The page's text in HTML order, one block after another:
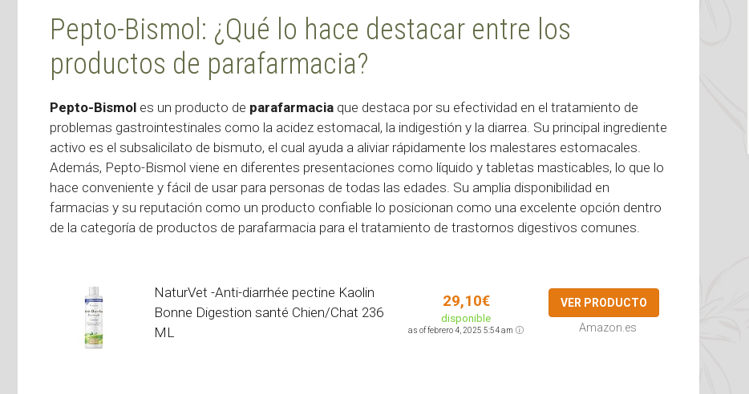
Pepto-Bismol: ¿Qué lo hace destacar entre los
productos de parafarmacia?
Pepto-Bismol es un producto de parafarmacia que destaca por su efectividad en el tratamiento de
problemas gastrointestinales como la acidez estomacal, la indigestión y la diarrea. Su principal ingrediente
activo es el subsalicilato de bismuto, el cual ayuda a aliviar rápidamente los malestares estomacales.
Además, Pepto-Bismol viene en diferentes presentaciones como líquido y tabletas masticables, lo que lo
hace conveniente y fácil de usar para personas de todas las edades. Su amplia disponibilidad en
farmacias y su reputación como un producto confiable lo posicionan como una excelente opción dentro
de la categoría de productos de parafarmacia para el tratamiento de trastornos digestivos comunes.
NaturVet -Anti-diarrhée pectine Kaolin
Bonne Digestion santé Chien/Chat 236
ML
29,10€
disponible
as of febrero 4, 2025 5:54 am
VER PRODUCTO
Amazon.es